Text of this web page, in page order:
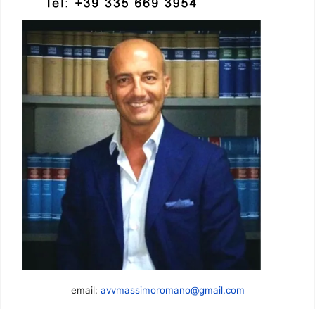
email: avvmassimoromano@gmail.com